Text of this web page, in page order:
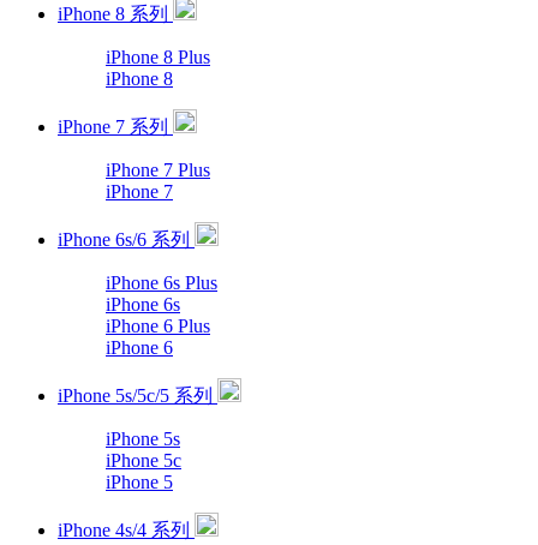
iPhone 8 系列
iPhone 8 Plus
iPhone 8
iPhone 7 系列
iPhone 7 Plus
iPhone 7
iPhone 6s/6 系列
iPhone 6s Plus
iPhone 6s
iPhone 6 Plus
iPhone 6
iPhone 5s/5c/5 系列
iPhone 5s
iPhone 5c
iPhone 5
iPhone 4s/4 系列